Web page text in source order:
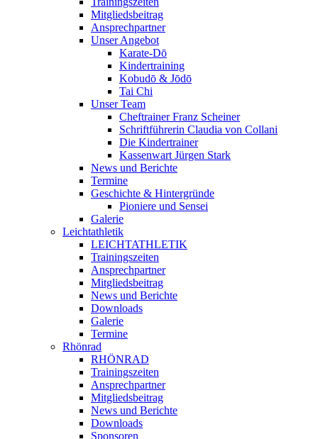
Mitgliedsbeitrag
Ansprechpartner
Unser Angebot
Karate-Dō
Kindertraining
Kobudō & Jōdō
Tai Chi
Unser Team
Cheftrainer Franz Scheiner
Schriftführerin Claudia von Collani
Die Kindertrainer
Kassenwart Jürgen Stark
News und Berichte
Termine
Geschichte & Hintergründe
Pioniere und Sensei
Galerie
Leichtathletik
LEICHTATHLETIK
Trainingszeiten
Ansprechpartner
Mitgliedsbeitrag
News und Berichte
Downloads
Galerie
Termine
Rhönrad
RHÖNRAD
Trainingszeiten
Ansprechpartner
Mitgliedsbeitrag
News und Berichte
Downloads
Sponsoren